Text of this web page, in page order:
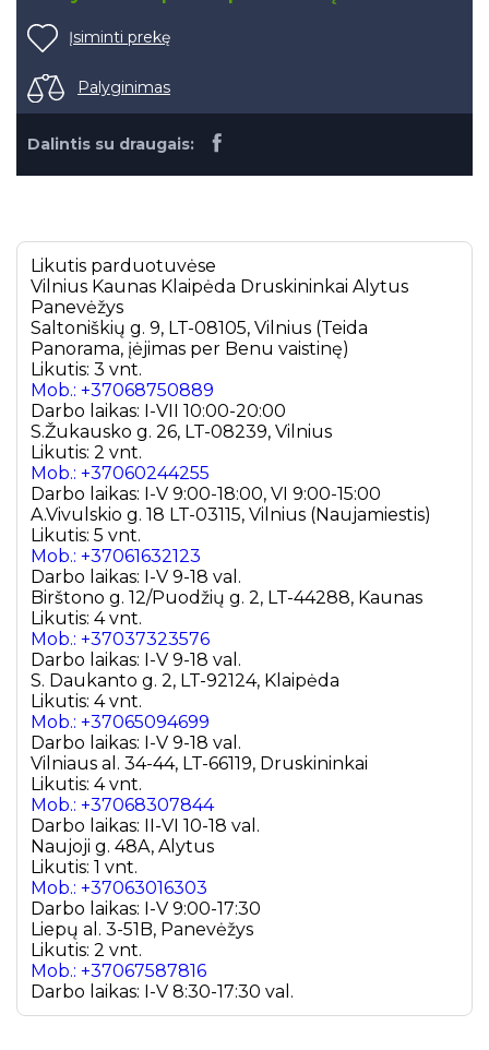
Įsiminti prekę
Palyginimas
Dalintis su draugais:
Likutis parduotuvėse
Vilnius Kaunas Klaipėda Druskininkai Alytus
Panevėžys
Saltoniškių g. 9, LT-08105, Vilnius (Teida
Panorama, įėjimas per Benu vaistinę)
Likutis: 3 vnt.
Mob.: +37068750889
Darbo laikas: I-VII 10:00-20:00
S.Žukausko g. 26, LT-08239, Vilnius
Likutis: 2 vnt.
Mob.: +37060244255
Darbo laikas: I-V 9:00-18:00, VI 9:00-15:00
A.Vivulskio g. 18 LT-03115, Vilnius (Naujamiestis)
Likutis: 5 vnt.
Mob.: +37061632123
Darbo laikas: I-V 9-18 val.
Birštono g. 12/Puodžių g. 2, LT-44288, Kaunas
Likutis: 4 vnt.
Mob.: +37037323576
Darbo laikas: I-V 9-18 val.
S. Daukanto g. 2, LT-92124, Klaipėda
Likutis: 4 vnt.
Mob.: +37065094699
Darbo laikas: I-V 9-18 val.
Vilniaus al. 34-44, LT-66119, Druskininkai
Likutis: 4 vnt.
Mob.: +37068307844
Darbo laikas: II-VI 10-18 val.
Naujoji g. 48A, Alytus
Likutis: 1 vnt.
Mob.: +37063016303
Darbo laikas: I-V 9:00-17:30
Liepų al. 3-51B, Panevėžys
Likutis: 2 vnt.
Mob.: +37067587816
Darbo laikas: I-V 8:30-17:30 val.